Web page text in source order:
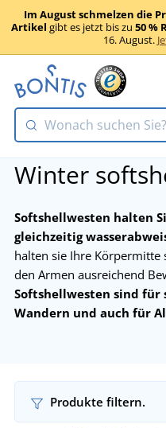
Im August schmelzen die
Artikel gibt es jetzt bis zu 50 %
16. August.
Winter
Softshellwesten halten
gleichzeitig
halten sie Ihre Körpermitte
den Armen ausreichend
Softshellwesten sind
Wandern und auch für
Produkte filtern.